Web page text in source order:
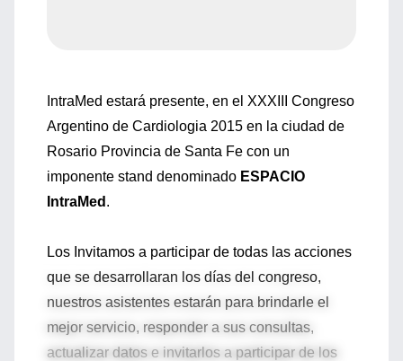
IntraMed estará presente, en el XXXIII Congreso
Argentino de Cardiologia 2015 en la ciudad de
Rosario Provincia de Santa Fe con un
imponente stand denominado ESPACIO
IntraMed .
Los Invitamos a participar de todas las acciones
que se desarrollaran los días del congreso,
nuestros asistentes estarán para brindarle el
mejor servicio, responder a sus consultas,
actualizar datos e invitarlos a participar de los